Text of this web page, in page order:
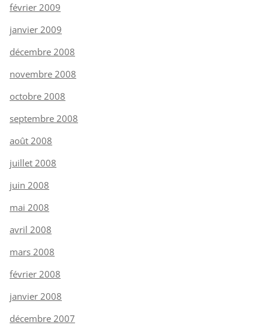
février 2009
janvier 2009
décembre 2008
novembre 2008
octobre 2008
septembre 2008
août 2008
juillet 2008
juin 2008
mai 2008
avril 2008
mars 2008
février 2008
janvier 2008
décembre 2007